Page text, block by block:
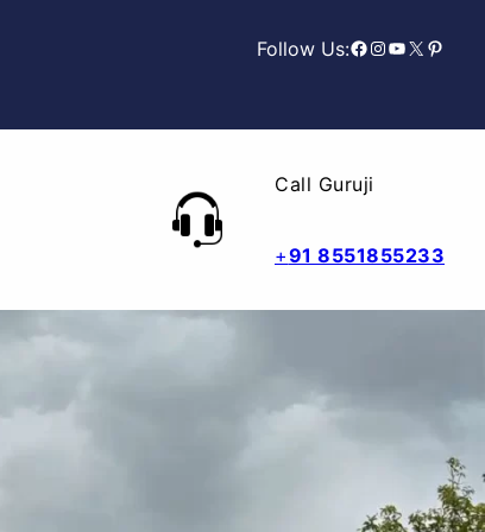
Follow Us:Facebook Instagram YouTube X Pinterest
Call Guruji
+91 8551855233